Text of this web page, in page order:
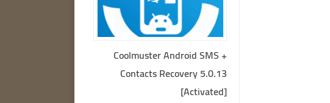
Coolmuster Android SMS +
Contacts Recovery 5.0.13
[Activated]